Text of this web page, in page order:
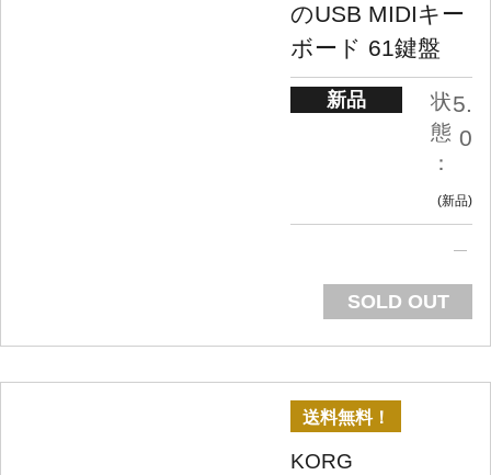
のUSB MIDIキー
ボード 61鍵盤
新品
状
態
：
5.
0
新品
SOLD OUT
送料無料！
KORG